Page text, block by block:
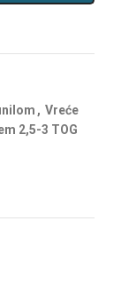
, Vreće
2,5-3 TOG